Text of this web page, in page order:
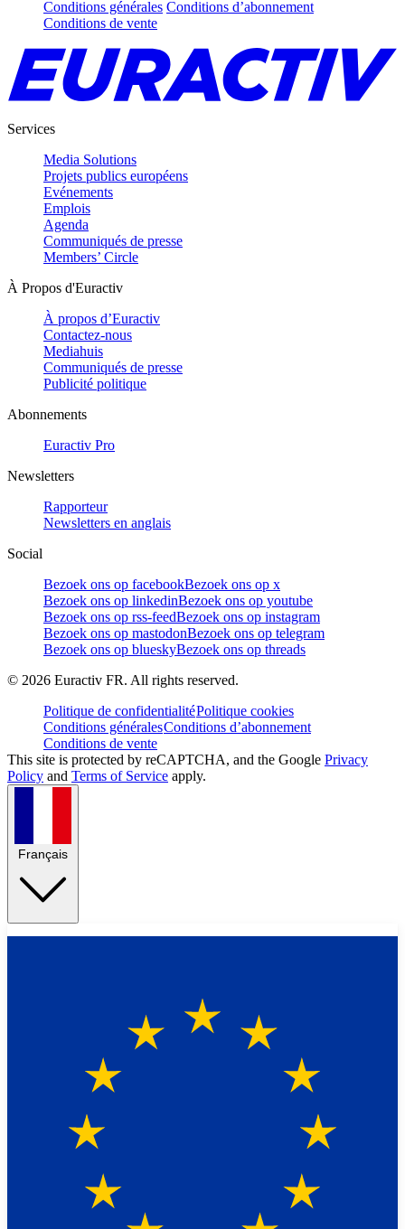
Conditions générales Conditions d’abonnement
Conditions de vente
Services
Media Solutions
Projets publics européens
Evénements
Emplois
Agenda
Communiqués de presse
Members’ Circle
À Propos d'Euractiv
À propos d’Euractiv
Contactez-nous
Mediahuis
Communiqués de presse
Publicité politique
Abonnements
Euractiv Pro
Newsletters
Rapporteur
Newsletters en anglais
Social
Bezoek ons op facebookBezoek ons op x
Bezoek ons op linkedinBezoek ons op youtube
Bezoek ons op rss-feedBezoek ons op instagram
Bezoek ons op mastodonBezoek ons op telegram
Bezoek ons op blueskyBezoek ons op threads
© 2026 Euractiv FR. All rights reserved.
Politique de confidentialitéPolitique cookies
Conditions généralesConditions d’abonnement
Conditions de vente
This site is protected by reCAPTCHA, and the Google Privacy
Policy and Terms of Service apply.
Français